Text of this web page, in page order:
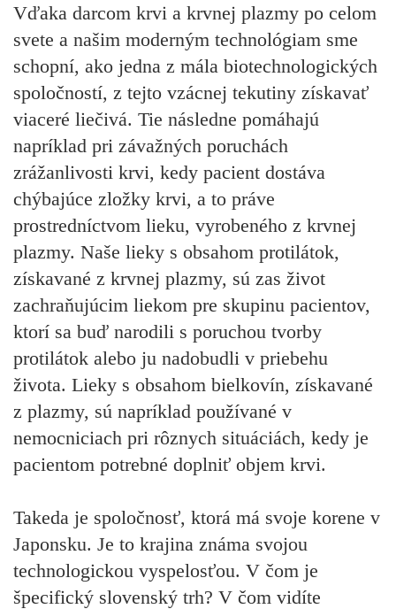
Vďaka darcom krvi a krvnej plazmy po celom
svete a našim moderným technológiam sme
schopní, ako jedna z mála biotechnologických
spoločností, z tejto vzácnej tekutiny získavať
viaceré liečivá. Tie následne pomáhajú
napríklad pri závažných poruchách
zrážanlivosti krvi, kedy pacient dostáva
chýbajúce zložky krvi, a to práve
prostredníctvom lieku, vyrobeného z krvnej
plazmy. Naše lieky s obsahom protilátok,
získavané z krvnej plazmy, sú zas život
zachraňujúcim liekom pre skupinu pacientov,
ktorí sa buď narodili s poruchou tvorby
protilátok alebo ju nadobudli v priebehu
života. Lieky s obsahom bielkovín, získavané
z plazmy, sú napríklad používané v
nemocniciach pri rôznych situáciách, kedy je
pacientom potrebné doplniť objem krvi.
Takeda je spoločnosť, ktorá má svoje korene v
Japonsku. Je to krajina známa svojou
technologickou vyspelosťou. V čom je
špecifický slovenský trh? V čom vidíte